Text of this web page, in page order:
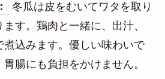
冬瓜は皮をむいてワタを取り
す。鶏肉と一緒に、出汁、
込みます。優しい味わいで
腸にも負担をかけません。